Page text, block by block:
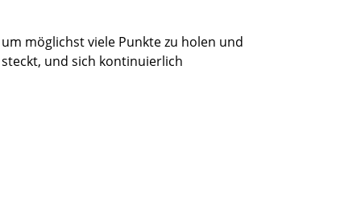
möglichst viele Punkte zu holen und
und sich kontinuierlich